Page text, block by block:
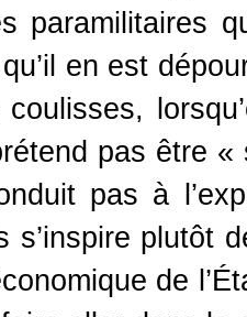
paramilitaires
en est
pas être
pas à
s’inspire plutôt
de